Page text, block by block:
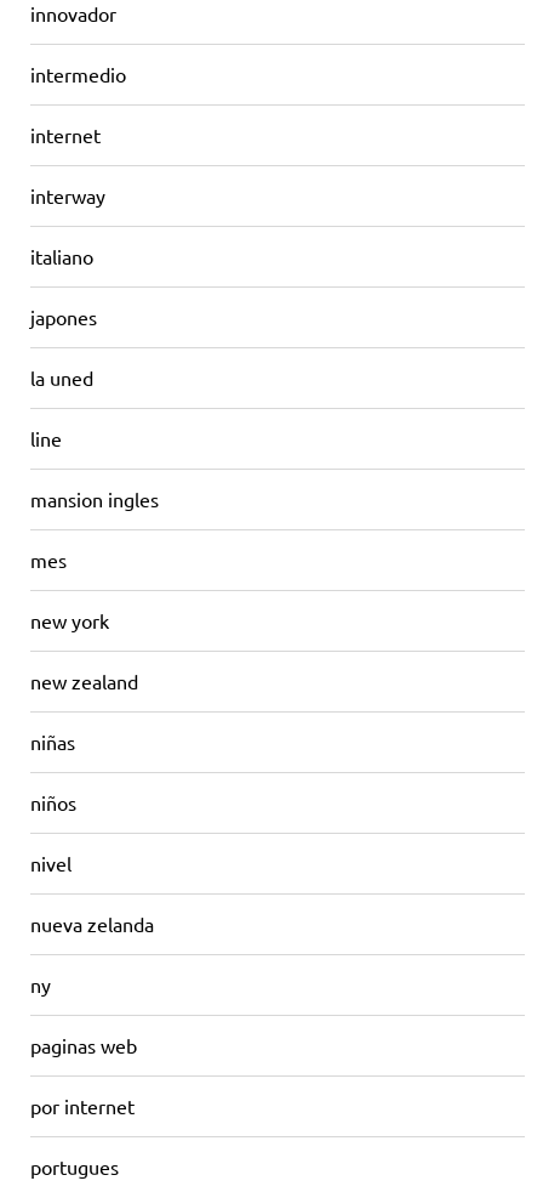
innovador
intermedio
internet
interway
italiano
japones
la uned
line
mansion ingles
mes
new york
new zealand
niñas
niños
nivel
nueva zelanda
ny
paginas web
por internet
portugues